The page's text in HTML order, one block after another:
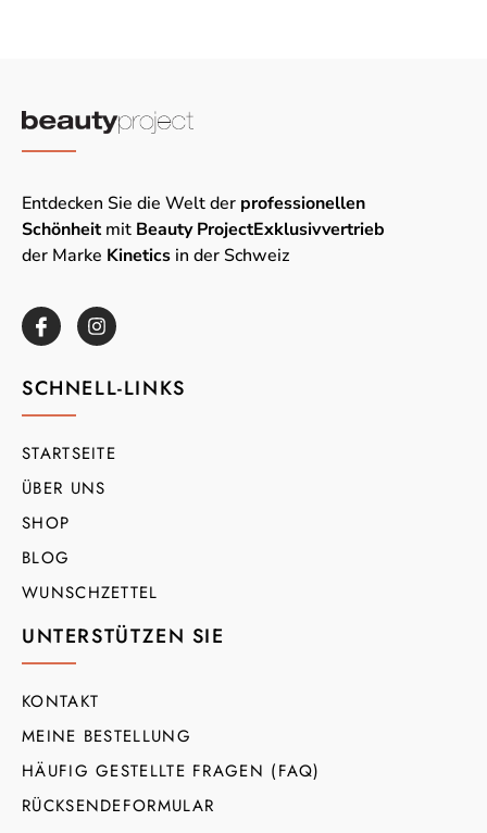
Entdecken Sie die Welt der professionellen
Schönheitmit Beauty ProjectExklusivvertrieb
der Marke Kinetics in der Schweiz
SCHNELL-LINKS
STARTSEITE
ÜBER UNS
SHOP
BLOG
WUNSCHZETTEL
UNTERSTÜTZEN SIE
KONTAKT
MEINE BESTELLUNG
HÄUFIG GESTELLTE FRAGEN (FAQ)
RÜCKSENDEFORMULAR